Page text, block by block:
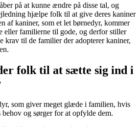
på at kunne ændre på disse tal, og
hjælpe folk til at give deres kaniner
af kaniner, som et let børnedyr, kommer
eller familierne til gode, og derfor stiller
krav til de familier der adopterer kaniner,
folk til at sætte sig ind i
som giver meget glæde i familien, hvis
og sørger for at opfylde dem.